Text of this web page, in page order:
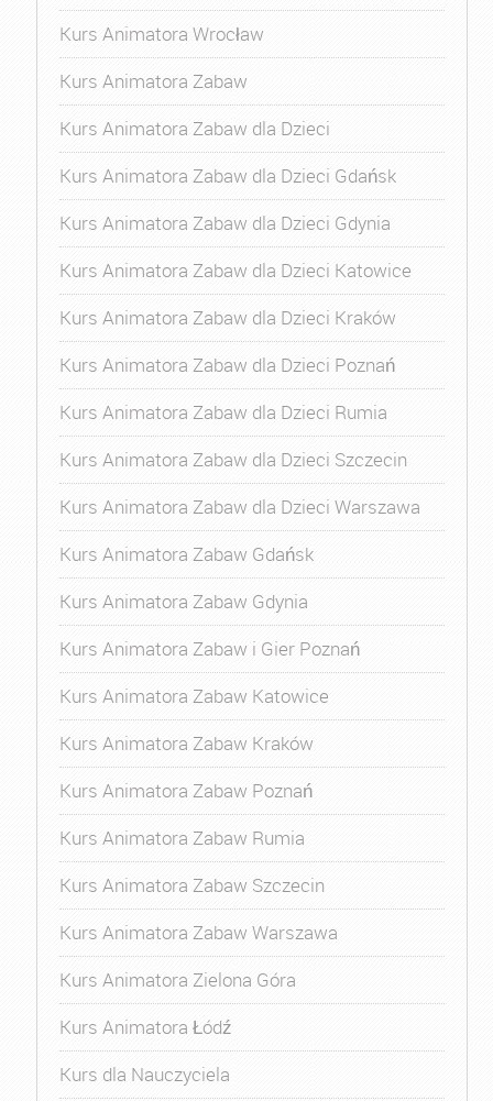
Kurs Animatora Wrocław
Kurs Animatora Zabaw
Kurs Animatora Zabaw dla Dzieci
Kurs Animatora Zabaw dla Dzieci Gdańsk
Kurs Animatora Zabaw dla Dzieci Gdynia
Kurs Animatora Zabaw dla Dzieci Katowice
Kurs Animatora Zabaw dla Dzieci Kraków
Kurs Animatora Zabaw dla Dzieci Poznań
Kurs Animatora Zabaw dla Dzieci Rumia
Kurs Animatora Zabaw dla Dzieci Szczecin
Kurs Animatora Zabaw dla Dzieci Warszawa
Kurs Animatora Zabaw Gdańsk
Kurs Animatora Zabaw Gdynia
Kurs Animatora Zabaw i Gier Poznań
Kurs Animatora Zabaw Katowice
Kurs Animatora Zabaw Kraków
Kurs Animatora Zabaw Poznań
Kurs Animatora Zabaw Rumia
Kurs Animatora Zabaw Szczecin
Kurs Animatora Zabaw Warszawa
Kurs Animatora Zielona Góra
Kurs Animatora Łódź
Kurs dla Nauczyciela